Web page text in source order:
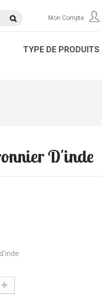
Mon Compte
TYPE DE PRODUITS
D'inde